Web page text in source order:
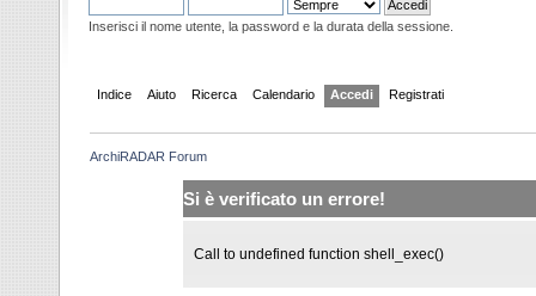
Inserisci il nome utente, la password e la durata della sessione.
Indice Aiuto Ricerca Calendario Accedi Registrati
ArchiRADAR Forum
Si è verificato un errore!
Call to undefined function shell_exec()